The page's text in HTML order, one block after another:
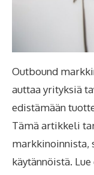
Outbound
auttaa yrityksiä
edistämään
Tämä artikkeli
markkinoinnista,
käytännöistä.